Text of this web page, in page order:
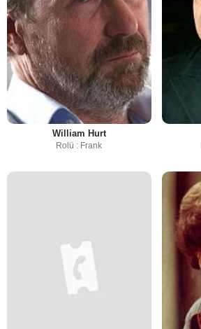
William Hurt
Rolü : Frank